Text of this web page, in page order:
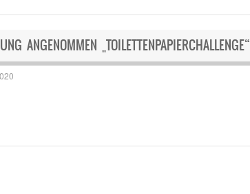
ANGENOMMEN „TOILETTENPAPIERCHALLENGE“